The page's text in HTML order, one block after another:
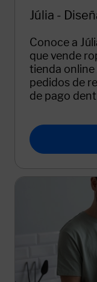
Júlia -
Conoce a
que vende
tienda
pedidos de
de pago